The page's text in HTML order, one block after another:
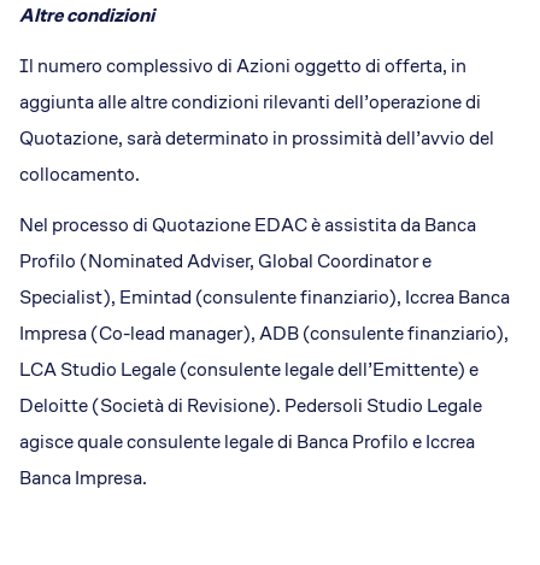
Altre condizioni
Il numero complessivo di Azioni oggetto di offerta, in
aggiunta alle altre condizioni rilevanti dell’operazione di
Quotazione, sarà determinato in prossimità dell’avvio del
collocamento.
Nel processo di Quotazione EDAC è assistita da Banca
Profilo (Nominated Adviser, Global Coordinator e
Specialist), Emintad (consulente finanziario), Iccrea Banca
Impresa (Co-lead manager), ADB (consulente finanziario),
LCA Studio Legale (consulente legale dell’Emittente) e
Deloitte (Società di Revisione). Pedersoli Studio Legale
agisce quale consulente legale di Banca Profilo e Iccrea
Banca Impresa.